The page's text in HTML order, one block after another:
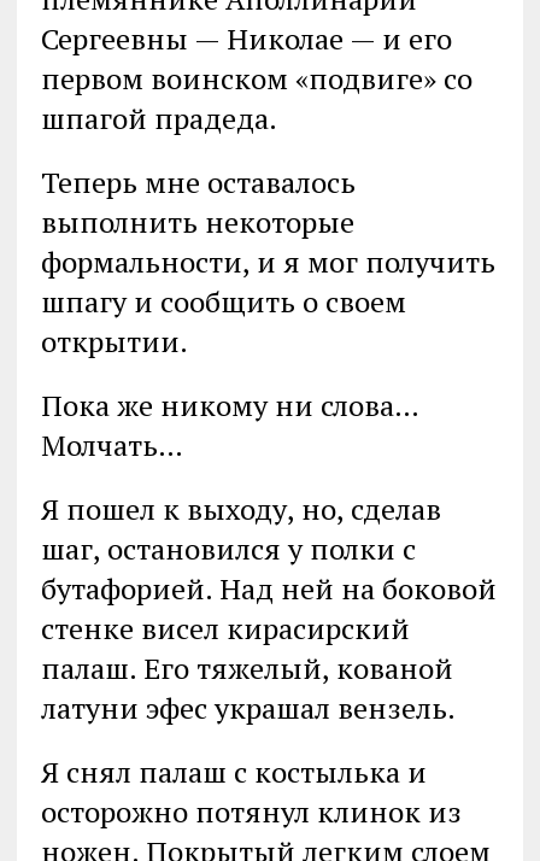
Сергеевны — Николае — и его
первом воинском «подвиге» со
шпагой прадеда.
Теперь мне оставалось
выполнить некоторые
формальности, и я мог получить
шпагу и сообщить о своем
открытии.
Пока же никому ни слова…
Молчать…
Я пошел к выходу, но, сделав
шаг, остановился у полки с
бутафорией. Над ней на боковой
стенке висел кирасирский
палаш. Его тяжелый, кованой
латуни эфес украшал вензель.
Я снял палаш с костылька и
осторожно потянул клинок из
ножен. Покрытый легким слоем